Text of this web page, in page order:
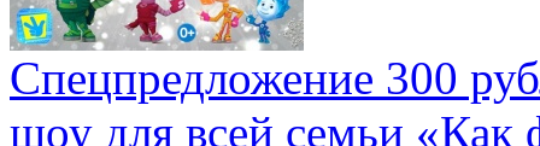
Спецпредложение 300
шоу для всей семьи «Как